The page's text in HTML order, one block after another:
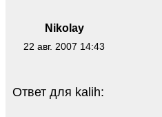
Nikolay
22 авг. 2007 14:43
Ответ для kalih: